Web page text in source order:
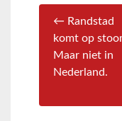
← Randstad
komt op
Maar niet in
Nederland.